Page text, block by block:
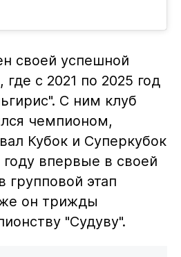
своей успешной
где с 2021 по 2025 год
С ним клуб
чемпионом,
Кубок и Суперкубок
впервые в своей
групповой этап
он трижды
"Судуву".